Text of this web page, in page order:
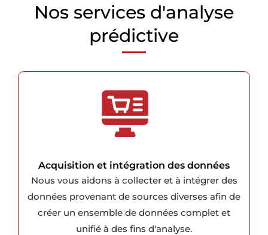
Nos services d'analyse
prédictive
Acquisition et intégration des données
Nous vous aidons à collecter et à intégrer des
données provenant de sources diverses afin de
créer un ensemble de données complet et
unifié à des fins d'analyse.